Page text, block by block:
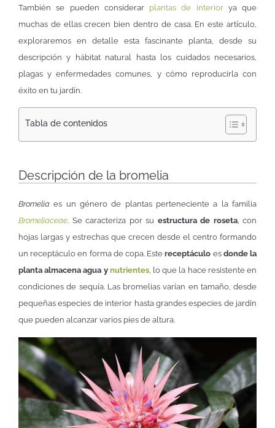
También se pueden considerar plantas de interiorya que
muchas de ellas crecen bien dentro de casa. En este artículo,
exploraremos en detalle esta fascinante planta, desde su
descripción y hábitat natural hasta los cuidados necesarios,
plagas y enfermedades comunes, y cómo reproducirla con
éxito en tu jardín.
Tabla de contenidos
Descripción de la bromelia
Bromelia es un género de plantas perteneciente a la familia
Bromeliaceae. Se caracteriza por su estructura de roseta, con
hojas largas y estrechas que crecen desde el centro formando
un receptáculo en forma de copa. Estereceptáculo es donde la
planta almacena agua y nutrientes, lo que la hace resistente en
condiciones de sequía. Las bromelias varían en tamaño, desde
pequeñas especies de interior hasta grandes especies de jardín
que pueden alcanzar varios pies de altura.